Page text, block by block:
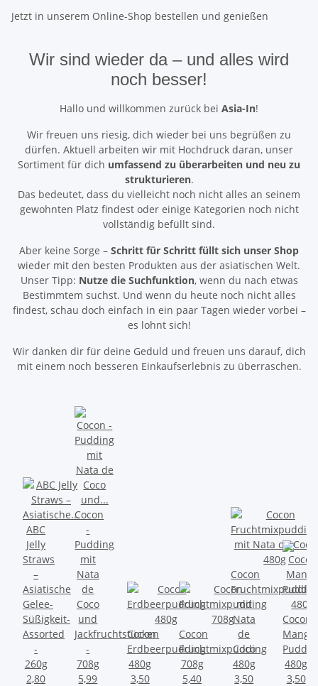
Jetzt in unserem Online-Shop bestellen und genießen
Wir sind wieder da– und alles wird
noch besser!
Hallo und willkommen zurück bei Asia-In!
Wir freuen uns riesig, dich wieder bei uns begrüßen zu
dürfen. Aktuell arbeiten wir mit Hochdruck daran, unser
Sortiment für dich umfassend zu überarbeiten und neu zu
strukturieren.
Das bedeutet, dass du vielleicht noch nicht alles an seinem
gewohnten Platz findest oder einige Kategorien noch nicht
vollständig befüllt sind.
Aber keine Sorge – Schritt für Schritt füllt sich unser Shop
wieder mit den besten Produkten aus der asiatischen Welt.
Unser Tipp: Nutze die Suchfunktion, wenn du nach etwas
Bestimmtem suchst. Und wenn du heute noch nicht alles
findest, schau doch einfach in ein paar Tagen wieder vorbei –
es lohnt sich!
Wir danken dir für deine Geduld und freuen uns darauf, dich
mit einem noch besseren Einkaufserlebnis zu überraschen.
ABC
Jelly
Straws
–
Asiatische
Gelee-
Süßigkeit-
Assorted
-
260g
2,80
Cocon
-
Pudding
mit
Nata
de
Coco
und
Jackfruchtstücken
-
708g
5,99
Cocon
Erdbeerpudding
480g
3,50
Cocon
Fruchtmixpudding
708g
5,40
Cocon
mit
Nata
de
Coco
480g
3,50
Cocon
Mango
480g
3,50